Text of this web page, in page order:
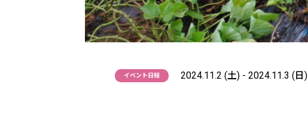
イベント日程 2024.11.2 (土) - 2024.11.3 (日)